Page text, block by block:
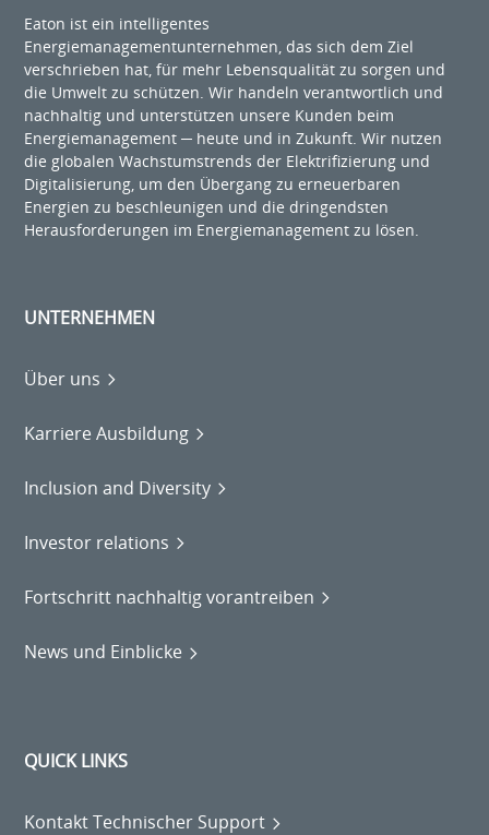
Eaton ist ein intelligentes
Energiemanagementunternehmen, das sich dem Ziel
verschrieben hat, für mehr Lebensqualität zu sorgen und
die Umwelt zu schützen. Wir handeln verantwortlich und
nachhaltig und unterstützen unsere Kunden beim
Energiemanagement ─ heute und in Zukunft. Wir nutzen
die globalen Wachstumstrends der Elektrifizierung und
Digitalisierung, um den Übergang zu erneuerbaren
Energien zu beschleunigen und die dringendsten
Herausforderungen im Energiemanagement zu lösen.
UNTERNEHMEN
Über uns
Karriere Ausbildung
Inclusion and Diversity
Investor relations
Fortschritt nachhaltig vorantreiben
News und Einblicke
QUICK LINKS
Kontakt Technischer Support